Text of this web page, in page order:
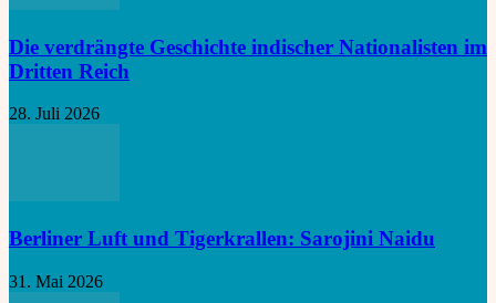
Die verdrängte Geschichte indischer Nationalisten im
Dritten Reich
28. Juli 2026
Berliner Luft und Tigerkrallen: Sarojini Naidu
31. Mai 2026